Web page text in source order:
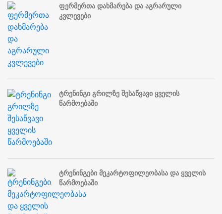
ფერმერთა დახმარება და აგრარული
კვლევები
ტრენინგი გრილზე შესაწვავი ყველის
წარმოებაში
ტრენინგები მეკარტოფილეობასა და ყველის
წარმოებაში